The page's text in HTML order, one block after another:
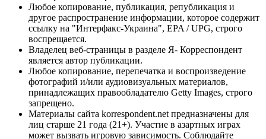
Любое копирование, публикация, републикация и
другое распространение информации, которое содержит
ссылку на "Интерфакс-Украина", EPA / UPG, строго
воспрещается.
Владелец веб-страницы в разделе Я- Корреспондент
является автор публикации.
Любое копирование, перепечатка и воспроизведение
фотографий и/или аудиовизуальных материалов,
принадлежащих правообладателю Getty Images, строго
запрещено.
Материалы сайта korrespondent.net предназначены для
лиц старше 21 года (21+). Участие в азартных играх
может вызвать игровую зависимость. Соблюдайте